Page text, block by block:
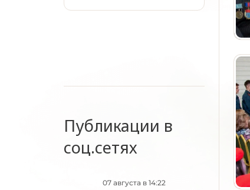
Публикации в
соц.сетях
07 августа в 14:22